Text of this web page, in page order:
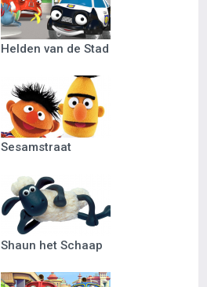
Helden van de Stad
Sesamstraat
Shaun het Schaap